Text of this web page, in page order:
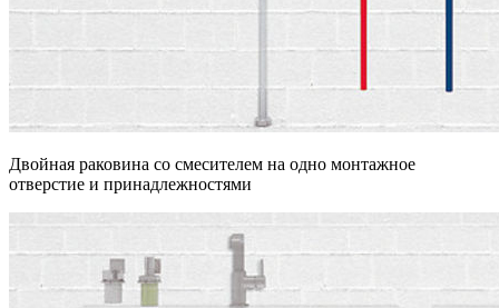
Двойная раковина со смесителем на одно монтажное
отверстие и принадлежностями